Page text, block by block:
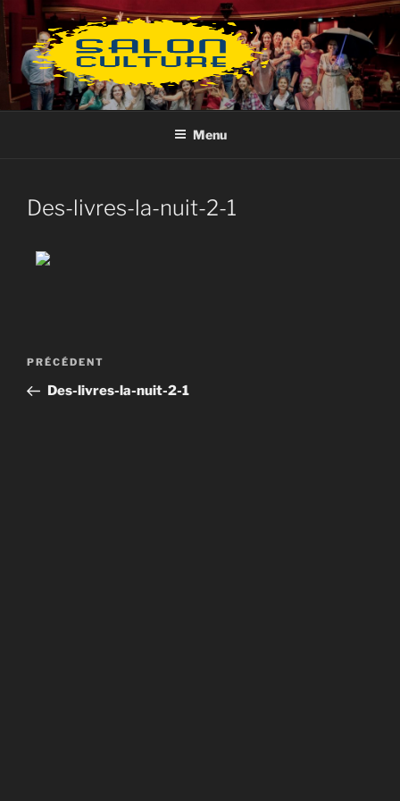
Aller
au
contenu
principal
Menu
Des-livres-la-nuit-2-1
Navigation
l’article
Article
précédent
PRÉCÉDENT
Des-livres-la-nuit-2-1